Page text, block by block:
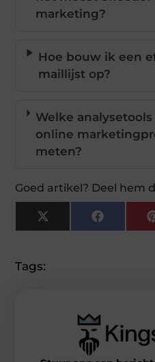
marketing?
Hoe bouw ik een
maillijst op?
Welke
online
meten?
Goed artikel? Deel hem
X
(Twitter)
Tags: